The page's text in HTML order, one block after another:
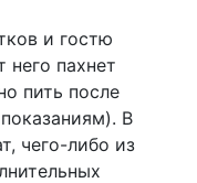
и гостю
пахнет
пить после
В
чего-либо из